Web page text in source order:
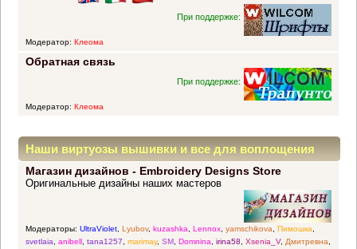
При поддержке:
Модератор: Клеома
Обратная связь
При поддержке:
Модератор: Клеома
Наши виртуозы вышивки и все для воплощения
прекрасных идей
Магазин дизайнов - Embroidery Designs Store
Оригинальные дизайны наших мастеров
Модераторы: UltraViolet, Lyubov, kuzashka, Lennox, yamschikova, Пимошка,
svetlaia, anibell, tana1257, marimay, SM, Domnina, irina58, Xsenia_V, Дмитревна,